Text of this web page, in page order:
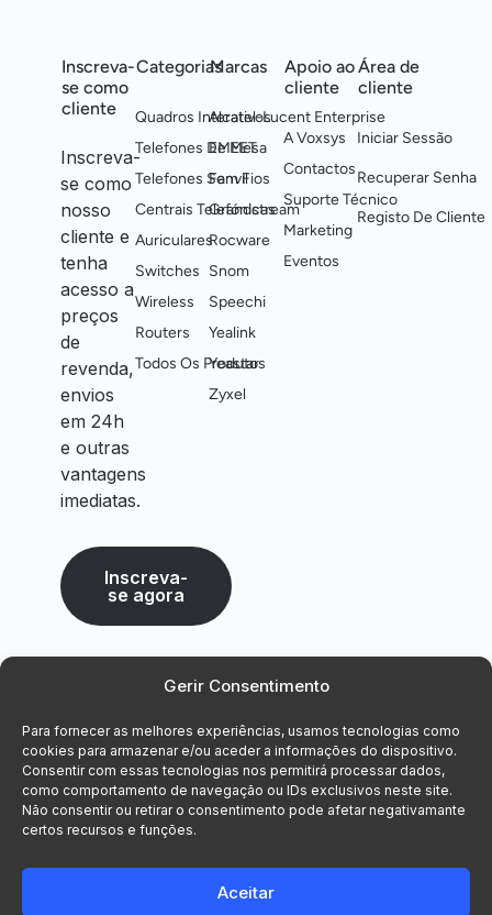
Gerir Consentimento
Para fornecer as melhores experiências, usamos tecnologias como
cookies para armazenar e/ou aceder a informações do dispositivo.
Consentir com essas tecnologias nos permitirá processar dados,
como comportamento de navegação ou IDs exclusivos neste site.
Não consentir ou retirar o consentimento pode afetar negativamante
certos recursos e funções.
Aceitar
Inscreva-
se como
cliente
Inscreva-
se como
nosso
cliente e
tenha
acesso a
preços
de
revenda,
envios
em 24h
e outras
vantagens
imediatas.
Inscreva-
se agora
Categorias
Quadros Interativos
Telefones De Mesa
Telefones Sem Fios
Centrais Telefónicas
Auriculares
Switches
Wireless
Routers
Todos Os Produtos
Marcas
Alcatel-Lucent Enterprise
EMEET
Fanvil
Grandstream
Rocware
Snom
Speechi
Yealink
Yeastar
Zyxel
Apoio ao
cliente
A Voxsys
Contactos
Suporte Técnico
Marketing
Eventos
Área de
cliente
Iniciar Sessão
Recuperar Senha
Registo De Cliente